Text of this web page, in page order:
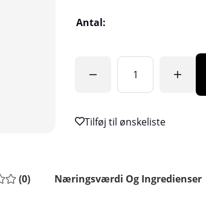
Antal:
(0) Næringsværdi Og Ingredienser